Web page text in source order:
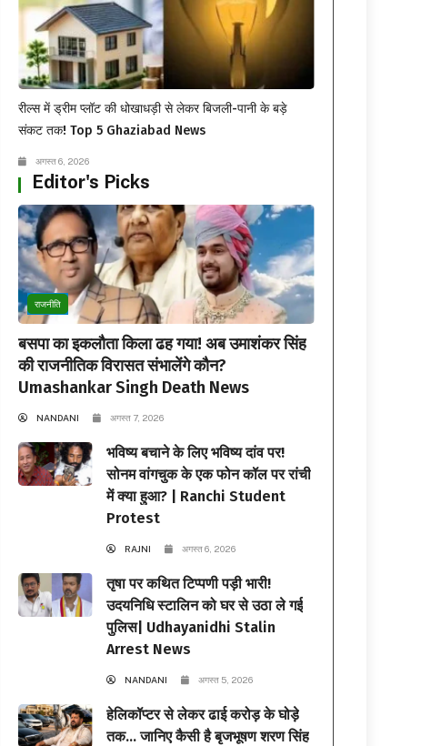
रील्स में ड्रीम प्लॉट की धोखाधड़ी से लेकर बिजली-पानी के बड़े
संकट तक! Top 5 Ghaziabad News
अगस्त 6, 2026
Editor's Picks
राजनीति
बसपा का इकलौता किला ढह गया! अब उमाशंकर सिंह
की राजनीतिक विरासत संभालेंगे कौन?
Umashankar Singh Death News
NANDANI अगस्त 7, 2026
भविष्य बचाने के लिए भविष्य दांव पर!
सोनम वांगचुक के एक फोन कॉल पर रांची
में क्या हुआ? | Ranchi Student
Protest
RAJNI अगस्त 6, 2026
तृषा पर कथित टिप्पणी पड़ी भारी!
उदयनिधि स्टालिन को घर से उठा ले गई
पुलिस| Udhayanidhi Stalin
Arrest News
NANDANI अगस्त 5, 2026
हेलिकॉप्टर से लेकर ढाई करोड़ के घोड़े
तक… जानिए कैसी है बृजभूषण शरण सिंह